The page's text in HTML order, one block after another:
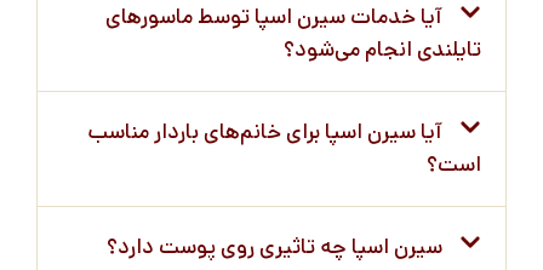
آیا خدمات سیرن اسپا توسط ماسورهای
تایلندی انجام می‌شود؟
آیا سیرن اسپا برای خانم‌های باردار مناسب
است؟
سیرن اسپا چه تاثیری روی پوست دارد؟